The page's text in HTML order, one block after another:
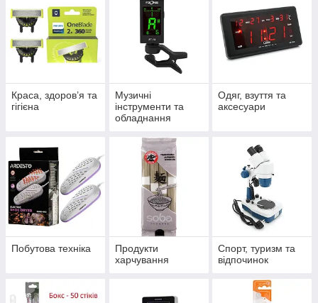
Краса, здоров’я та
гігієна
Музичні
інструменти та
обладнання
Одяг, взуття та
аксесуари
Побутова техніка
Продукти
харчування
Спорт, туризм та
відпочинок